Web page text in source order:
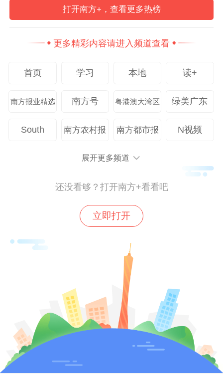
双方互赠纪念品
实地探访 借鉴泰式教育创新经验
在朱蒂甘·斯里维汶校长的陪同下，代表团参
入了解泰国基础教育体系与中文教学推广情
代表团参观萱素南他皇家大学校园及附属中
在机器人实操课堂上，学生们娴熟的动手能
打开南方+，查看更多热榜
更多精彩内容请进入频道查看
首页 学习 本地 读+
南方报业精选 南方号 粤港澳大湾区 绿美广东
South 南方农村报 南方都市报 N视频
展开更多频道
还没看够？打开南方+看看吧
立即打开